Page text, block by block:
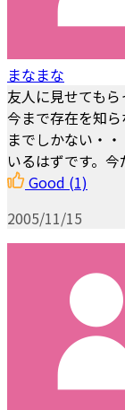
まなまな
友人に見せても
今まで存在を知
までしかない・
いるはずです。
Good (1)
2005/11/15